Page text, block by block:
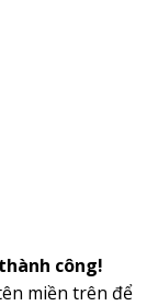
công!
miền trên để